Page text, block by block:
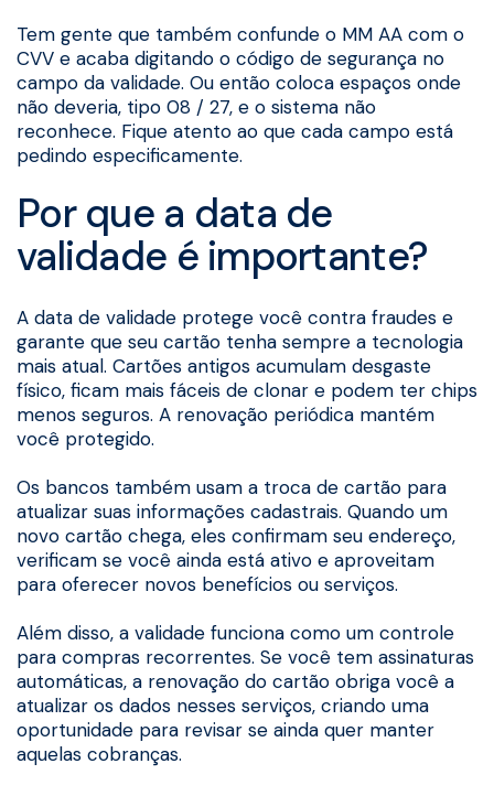
Tem gente que também confunde o MM AA com o
CVV e acaba digitando o código de segurança no
campo da validade. Ou então coloca espaços onde
não deveria, tipo 08 / 27, e o sistema não
reconhece. Fique atento ao que cada campo está
pedindo especificamente.
Por que a data de
validade é importante?
A data de validade protege você contra fraudes e
garante que seu cartão tenha sempre a tecnologia
mais atual. Cartões antigos acumulam desgaste
físico, ficam mais fáceis de clonar e podem ter chips
menos seguros. A renovação periódica mantém
você protegido.
Os bancos também usam a troca de cartão para
atualizar suas informações cadastrais. Quando um
novo cartão chega, eles confirmam seu endereço,
verificam se você ainda está ativo e aproveitam
para oferecer novos benefícios ou serviços.
Além disso, a validade funciona como um controle
para compras recorrentes. Se você tem assinaturas
automáticas, a renovação do cartão obriga você a
atualizar os dados nesses serviços, criando uma
oportunidade para revisar se ainda quer manter
aquelas cobranças.